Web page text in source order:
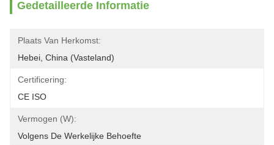
Gedetailleerde Informatie
Plaats Van Herkomst:
Hebei, China (vasteland)
Certificering:
CE ISO
Vermogen (W):
Volgens De Werkelijke Behoefte